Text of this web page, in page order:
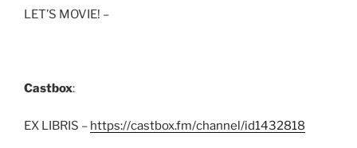
LET’S MOVIE! –
Castbox:
EX LIBRIS – https://castbox.fm/channel/id1432818